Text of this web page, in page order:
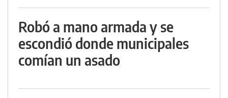
Robó a mano armada y se
escondió donde municipales
comían un asado